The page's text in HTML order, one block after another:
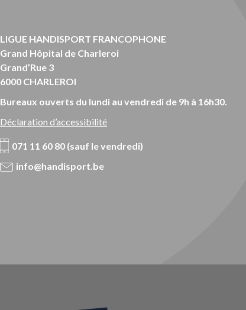
LIGUE HANDISPORT FRANCOPHONE
Grand Hôpital de Charleroi
Grand’Rue 3
6000 CHARLEROI
Bureaux ouverts du lundi au vendredi de 9h à 16h30.
Déclaration d’accessibilité
071 11 60 80 (sauf le vendredi)
info@handisport.be